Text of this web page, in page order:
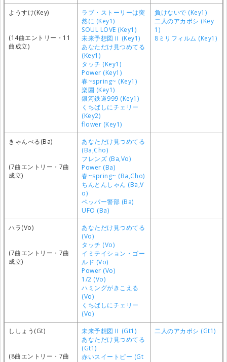
ようすけ(Key)
(14曲エントリー・11
曲成立)
ラブ・ストーリーは突
然に (Key1)
SOUL LOVE (Key1)
未来予想図Ⅱ (Key1)
あなただけ見つめてる
(Key1)
タッチ (Key1)
Power (Key1)
春~spring~ (Key1)
楽園 (Key1)
銀河鉄道999 (Key1)
くちばしにチェリー
(Key2)
flower (Key1)
負けないで (Key1)
二人のアカボシ (Key
1)
8ミリフィルム (Key1)
きゃんべる(Ba)
(7曲エントリー・7曲
成立)
あなただけ見つめてる
(Ba,Cho)
フレンズ (Ba,Vo)
Power (Ba)
春~spring~ (Ba,Cho)
ちんとんしゃん (Ba,V
o)
ペッパー警部 (Ba)
UFO (Ba)
ハラ(Vo)
(7曲エントリー・7曲
成立)
あなただけ見つめてる
(Vo)
タッチ (Vo)
イミテイション・ゴー
ルド (Vo)
Power (Vo)
1/2 (Vo)
ハミングがきこえる
(Vo)
くちばしにチェリー
(Vo)
ししょう(Gt)
(8曲エントリー・7曲
未来予想図Ⅱ (Gt1)
あなただけ見つめてる
(Gt1)
赤いスイートピー (Gt
二人のアカボシ (Gt1)